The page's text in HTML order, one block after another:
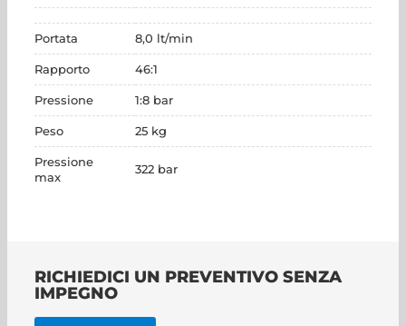
Portata 8,0 lt/min
Rapporto 46:1
Pressione 1:8 bar
Peso 25 kg
Pressione
max
322 bar
RICHIEDICI UN PREVENTIVO SENZA
IMPEGNO